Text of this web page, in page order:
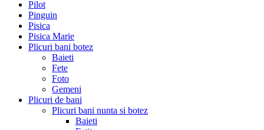
Pilot
Pinguin
Pisica
Pisica Marie
Plicuri bani botez
Baieti
Fete
Foto
Gemeni
Plicuri de bani
Plicuri bani nunta si botez
Baieti